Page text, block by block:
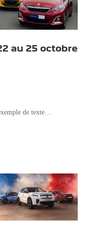
au 25 octobre
de texte…